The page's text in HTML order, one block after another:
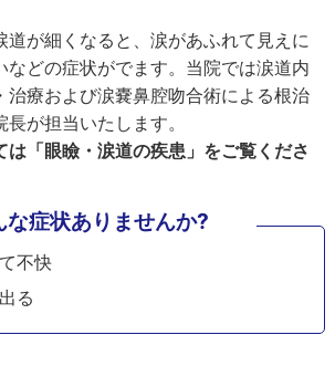
道が細くなると、涙があふれて見えに
などの症状がでます。当院では涙道内
治療および涙嚢鼻腔吻合術による根治
が担当いたします。
は「眼瞼・涙道の疾患」をご覧くださ
な症状ありませんか?
不快
る